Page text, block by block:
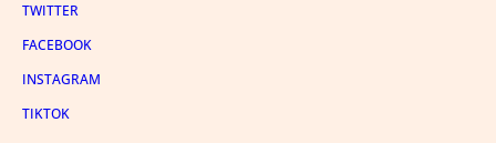
TWITTER
FACEBOOK
INSTAGRAM
TIKTOK